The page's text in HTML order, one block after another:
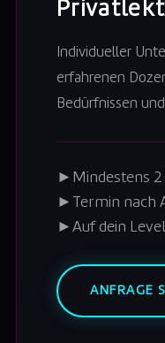
Individueller
erfahrenen
Bedürfnissen
► Mindestens
►
Termin nach
► Auf dein
ANFRAGE